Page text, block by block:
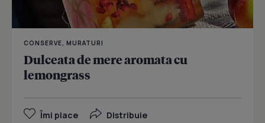
CONSERVE, MURATURI
Dulceata de mere aromata cu
lemongrass
Îmi place Distribuie